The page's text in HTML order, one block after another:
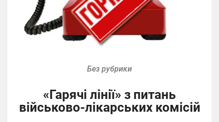
Без рубрики
«Гарячі лінії» з питань
військово-лікарських комісій